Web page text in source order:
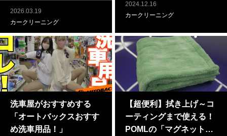
2026.03.19
カークリーニング
2024.12.16
カークリーニング
洗車屋がおすすめする
「オートバックスおすす
め洗車用品！」
【超便利】拭き上げ～コ
ーティングまで使える！
POMLの「マグネットタ